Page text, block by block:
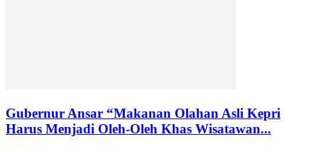
Gubernur Ansar “Makanan Olahan Asli Kepri
Harus Menjadi Oleh-Oleh Khas Wisatawan...